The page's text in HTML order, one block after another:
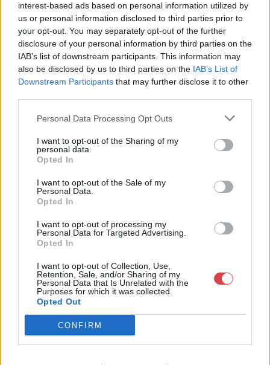
interest-based ads based on personal information utilized by
us or personal information disclosed to third parties prior to
your opt-out. You may separately opt-out of the further
disclosure of your personal information by third parties on the
IAB’s list of downstream participants. This information may
also be disclosed by us to third parties on the IAB’s List of
Downstream Participants that may further disclose it to other
Personal Data Processing Opt Outs
I want to opt-out of the Sharing of my
personal data.
Opted In
I want to opt-out of the Sale of my
Personal Data.
Opted In
I want to opt-out of processing my
Personal Data for Targeted Advertising.
Opted In
I want to opt-out of Collection, Use,
Retention, Sale, and/or Sharing of my
Personal Data that Is Unrelated with the
Purposes for which it was collected.
Opted Out
CONFIRM
Cím: Müller Márta
Nagyházi Galéria és Aukciósház
Kft.
1055 Budapest, Balaton utca 8.
Telefon: +361 475 6000 +361
4756005
Weboldal:
bútorok, szőnyegek, üveg, porcelán és ezüst tárgyak, ékszerek,
néprajzi tárgyak értékesítése és aukcionálása. Hagyatékok és
gyűjtemények árverezése. Ingyenes értékbecslés. Árveréseinkre
a tárgyfelvétel folyamatos.
GALÉRIA TOVÁBBI MŰTÁRGYAI
KAPCSOLÓDÓ MŰTÁRGYAK